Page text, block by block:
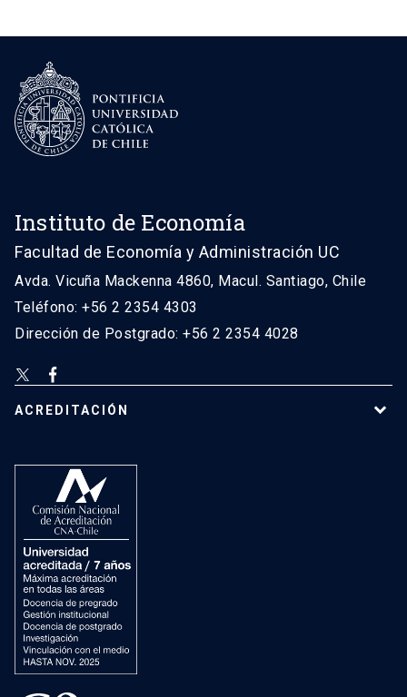
Instituto de Economía
Facultad de Economía y Administración UC
Avda. Vicuña Mackenna 4860, Macul. Santiago, Chile
Teléfono: +56 2 2354 4303
Dirección de Postgrado: +56 2 2354 4028
ACREDITACIÓN